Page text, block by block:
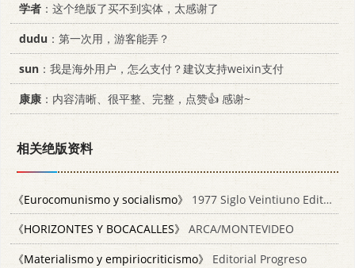
学者 ：这个绝版了买不到实体，太感谢了
dudu ：第一次用，游客能弄？
sun ：我是海外用户，怎么支付？建议支持weixin支付
康康 ：内容清晰、很平整、完整，点赞👍 感谢~
相关绝版资料
《Eurocomunismo y socialismo》
1977 Siglo Veintiuno Editores
《HORIZONTES Y BOCACALLES》
ARCA/MONTEVIDEO
《Materialismo y empiriocriticismo》
Editorial Progreso